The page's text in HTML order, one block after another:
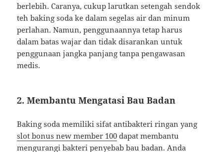
berlebih. Caranya, cukup larutkan setengah sendok
teh baking soda ke dalam segelas air dan minum
perlahan. Namun, penggunaannya tetap harus
dalam batas wajar dan tidak disarankan untuk
penggunaan jangka panjang tanpa pengawasan
medis.
2. Membantu Mengatasi Bau Badan
Baking soda memiliki sifat antibakteri ringan yang
slot bonus new member 100 dapat membantu
mengurangi bakteri penyebab bau badan. Anda